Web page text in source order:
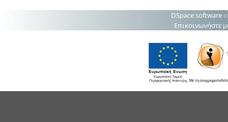
DSpace software
Επικοινωνήστε